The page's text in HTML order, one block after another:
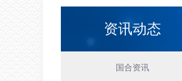
资讯动态
国合资讯